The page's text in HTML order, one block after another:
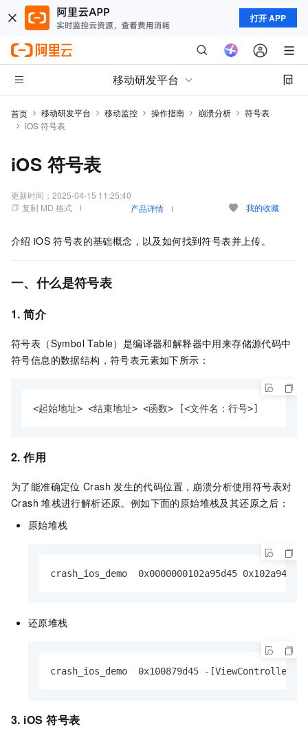
打开 APP
移动研发平台
首页 移动研发平台 移动监控 操作指南 崩溃分析
符号表
iOS 符号表
iOS 符号表
更新时间： 2025-04-15 11:25:40
复制 MD 格式
产品详情 我的收藏
介绍 iOS 符号表的基础概念，以及如何找到符号表并上传。
一、什么是符号表
1. 简介
符号表（Symbol Table）是编译器和解释器中用来存储源代码中
符号信息的数据结构，符号表元素如下所示：
<起始地址> <结束地址> <函数> [<文件名：行号>]
2. 作用
为了能准确定位 Crash 发生的代码位置，崩溃分析使用符号表对
Crash 堆栈进行解析还原。例如下面的原始堆栈及其还原之后：
原始堆栈
crash_ios_demo  0x0000000102a95d45
还原堆栈
crash_ios_demo  0x100879d45 -
3. iOS 符号表